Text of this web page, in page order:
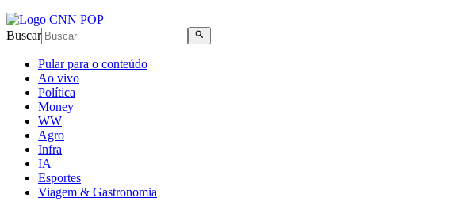
Buscar
Pular para o conteúdo
Ao vivo
Política
Money
WW
Agro
Infra
IA
Esportes
Viagem & Gastronomia